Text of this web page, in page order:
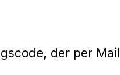
der per Mail